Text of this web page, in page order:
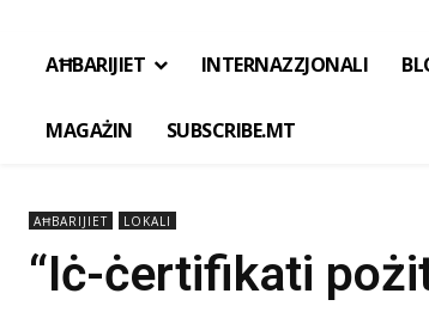
AĦBARIJIET INTERNAZZJONALI
MAGAŻIN SUBSCRIBE.MT
AĦBARIJIET LOKALI
“Iċ-ċertifikati